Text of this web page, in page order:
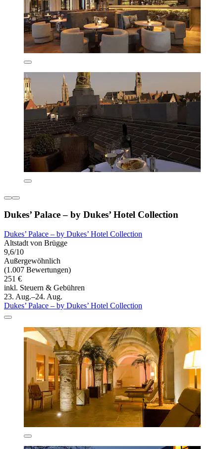
Dukes’ Palace – by Dukes’ Hotel Collection
Dukes’ Palace – by Dukes’ Hotel Collection
Altstadt von Brügge
9,6/10
Außergewöhnlich
(1.007 Bewertungen)
251 €
inkl. Steuern & Gebühren
23. Aug.–24. Aug.
Dukes’ Palace – by Dukes’ Hotel Collection